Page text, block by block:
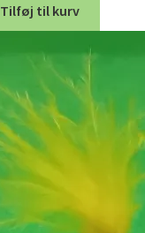
Tilføj til kurv